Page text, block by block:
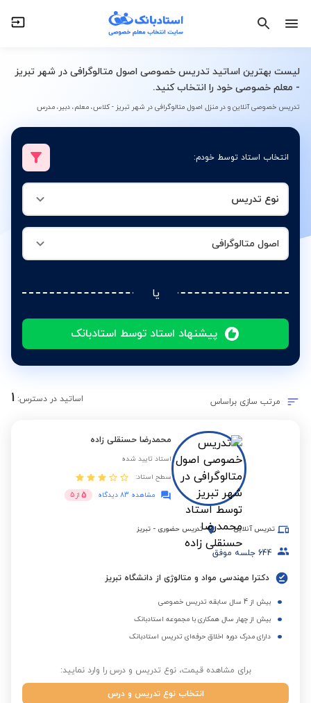
لیست بهترین اساتید تدریس خصوصی اصول متالوگرافی در شهر تبریز
- معلم خصوصی خود را انتخاب کنید.
تدریس خصوصی آنلاین و در منزل اصول متالوگرافی در شهر تبریز - کلاس، معلم، دبیر، مدرس
انتخاب استاد توسط خودم:
نوع تدریس
اصول متالوگرافی
یا
پیشنهاد استاد توسط استادبانک
اصول متالوگرافی
مرتب سازی براساس اساتید در دسترس: 1
محمدرضا حسنقلی زاده
استاد تایید شده
سطح استاد:
مشاهده 83 دیدگاه
5 از 5
تدریس آنلاین تدریس حضوری - تبریز
644 جلسه موفق
دکترا مهندسی مواد و متالوژی از دانشگاه تبریز
بیش از 4 سال سابقه تدریس خصوصی
بیش از چهار سال همکاری با مجموعه استادبانک
دارای مدرک دوره اخلاق حرفه‌ای تدریس استادبانک
برای مشاهده قیمت، نوع تدریس و درس را وارد نمایید:
انتخاب نوع تدریس و درس